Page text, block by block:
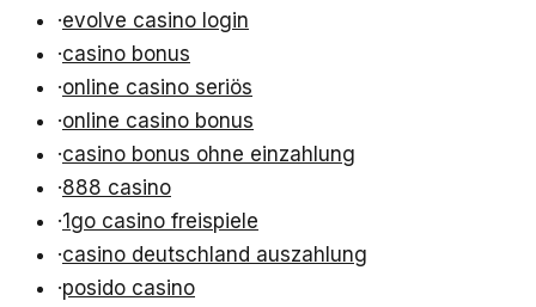
·evolve casino login
·casino bonus
·online casino seriös
·online casino bonus
·casino bonus ohne einzahlung
·888 casino
·1go casino freispiele
·casino deutschland auszahlung
·posido casino